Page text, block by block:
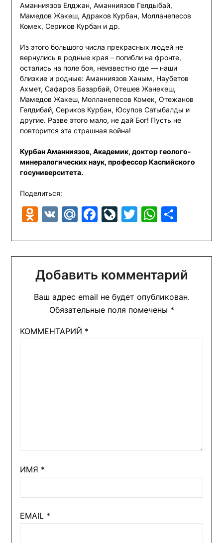
Аманниязов Елджан, Аманниязов Гелдыбай,
Мамедов Жакеш, Адраков Курбан, Молланепесов
Комек, Сериков Курбан и др.
Из этого большого числа прекрасных людей не
вернулись в родные края – погибли на фронте,
остались на поле боя, неизвестно где — наши
близкие и родные: Аманниязов Ханым, Наубетов
Ахмет, Сафаров Базарбай, Отешев Жанекеш,
Мамедов Жакеш, Молланепесов Комек, Отежанов
Гелдибай, Сериков Курбан, Юсупов Сатыбалды и
другие. Разве этого мало, не дай Бог! Пусть не
повторится эта страшная война!
Курбан Аманниязов, Академик, доктор геолого-
минералогических наук, профессор Каспийского
госуниверситета.
Поделиться:
Odnoklassniki
VKMail.Ru
Facebook
LiveJournal
Twitter
Добавить комментарий
Ваш адрес email не будет опубликован.
Обязательные поля помечены *
КОММЕНТАРИЙ *
ИМЯ *
EMAIL *